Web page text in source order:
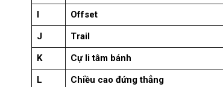
I
Offset
J
Trail
K
Cự li tâm bánh
L
Chiều cao đứng thẳng